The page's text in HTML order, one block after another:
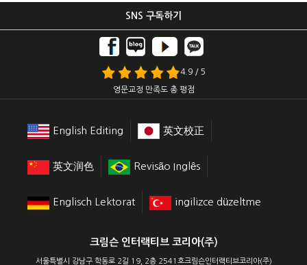
SNS 구독하기
4.9 / 5
영문교정 만족도 총 평점
English Editing 英文校正
英文润色 Revisão Inglês
Englisch Lektorat ingilizce düzeltme
크림슨 인터랙티브 코리아(주)
서울특별시 강남구 학동로 2길 19, 2층 2541호크림슨인터랙티브코리아(주)